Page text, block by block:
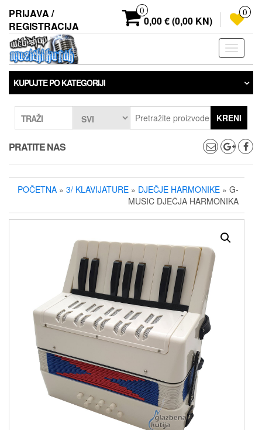
sadržaj
PRIJAVA /
REGISTRACIJA
0
0,00 € (0,00 KN)
0
KUPUJTE PO KATEGORIJI
TRAŽI KRENI
PRATITE NAS
POČETNA » 3/ KLAVIJATURE » DJEČJE HARMONIKE » G-
MUSIC DJEČJA HARMONIKA